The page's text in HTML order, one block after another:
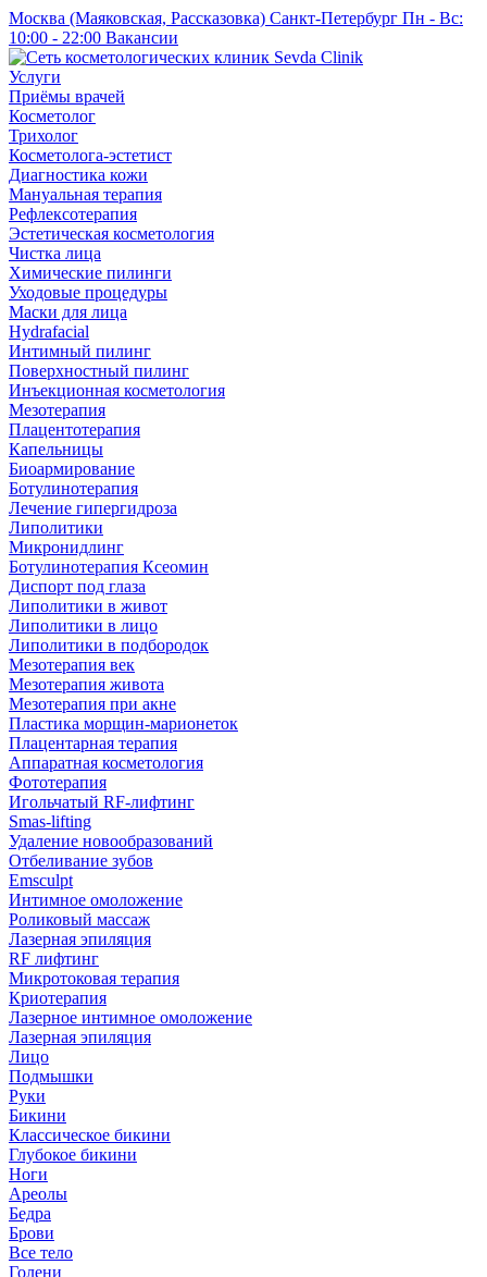
Москва (Маяковская, Рассказовка) Санкт-Петербург Пн - Вс:
10:00 - 22:00 Вакансии
Услуги
Приёмы врачей
Косметолог
Трихолог
Косметолога-эстетист
Диагностика кожи
Мануальная терапия
Рефлексотерапия
Эстетическая косметология
Чистка лица
Химические пилинги
Уходовые процедуры
Маски для лица
Hydrafacial
Интимный пилинг
Поверхностный пилинг
Инъекционная косметология
Мезотерапия
Плацентотерапия
Капельницы
Биоармирование
Ботулинотерапия
Лечение гипергидроза
Липолитики
Микронидлинг
Ботулинотерапия Ксеомин
Диспорт под глаза
Липолитики в живот
Липолитики в лицо
Липолитики в подбородок
Мезотерапия век
Мезотерапия живота
Мезотерапия при акне
Пластика морщин-марионеток
Плацентарная терапия
Аппаратная косметология
Фототерапия
Игольчатый RF-лифтинг
Smas-lifting
Удаление новообразований
Отбеливание зубов
Emsculpt
Интимное омоложение
Роликовый массаж
Лазерная эпиляция
RF лифтинг
Микротоковая терапия
Криотерапия
Лазерное интимное омоложение
Лазерная эпиляция
Лицо
Подмышки
Руки
Бикини
Классическое бикини
Глубокое бикини
Ноги
Ареолы
Бедра
Брови
Все тело
Голени